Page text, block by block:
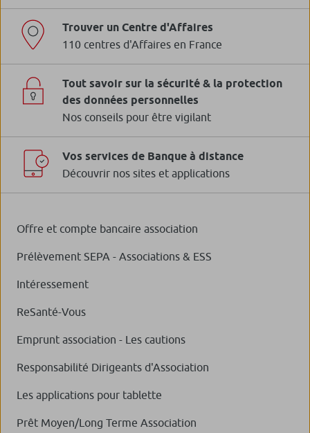
Trouver un Centre d'Affaires
110 centres d'Affaires en France
Tout savoir sur la sécurité & la protection
des données personnelles
Nos conseils pour être vigilant
Vos services de Banque à distance
Découvrir nos sites et applications
Offre et compte bancaire association
Prélèvement SEPA - Associations & ESS
Intéressement
ReSanté-Vous
Emprunt association - Les cautions
Responsabilité Dirigeants d'Association
Les applications pour tablette
Prêt Moyen/Long Terme Association